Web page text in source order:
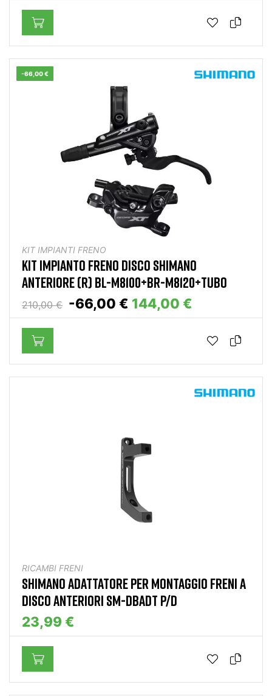
-66,00 €
KIT IMPIANTI FRENO
KIT IMPIANTO FRENO DISCO SHIMANO
ANTERIORE (R) BL-M8100+BR-M8120+TUBO
210,00 € -66,00 € 144,00 €
RICAMBI FRENI
SHIMANO ADATTATORE PER MONTAGGIO FRENI A
DISCO ANTERIORI SM-DBADT P/D
23,99 €